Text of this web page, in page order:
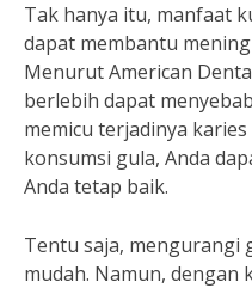
Tak hanya itu, manfaat
dapat membantu
Menurut American
berlebih dapat
memicu terjadinya
konsumsi gula, Anda
Anda tetap baik.
Tentu saja, mengurangi
mudah. Namun, dengan